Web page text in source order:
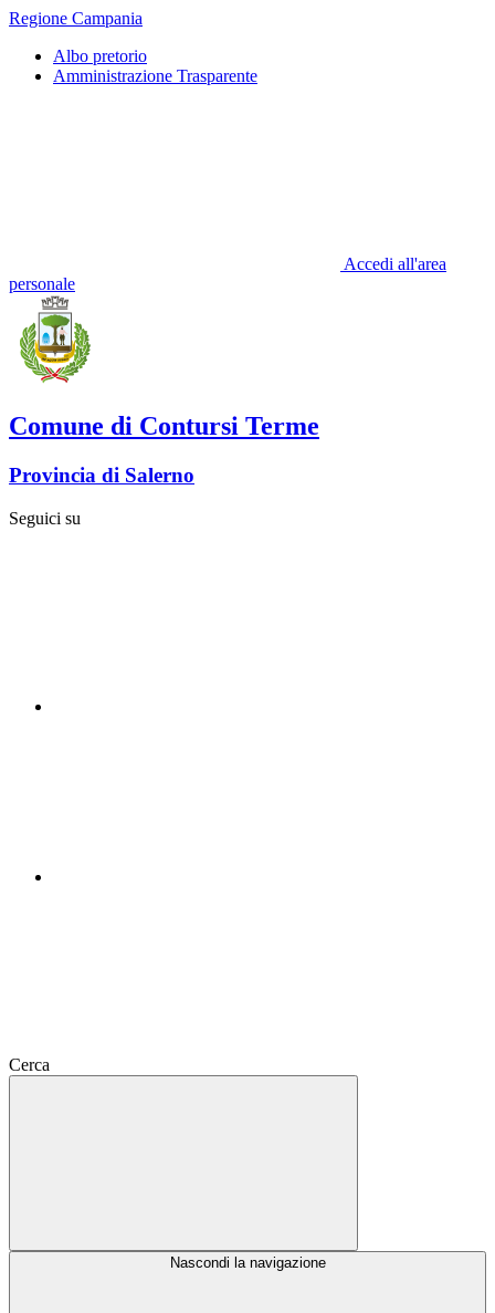
Regione Campania
Albo pretorio
Amministrazione Trasparente
Accedi all'area
personale
Comune di Contursi Terme
Provincia di Salerno
Seguici su
Cerca
Nascondi la navigazione